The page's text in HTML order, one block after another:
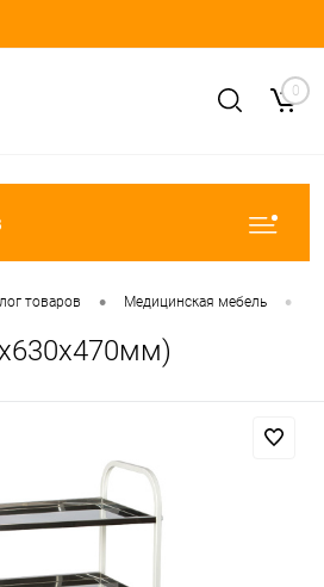
0
товаров • Медицинская мебель •